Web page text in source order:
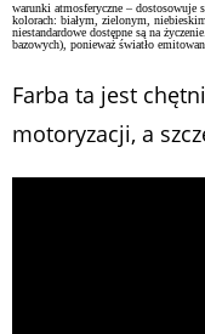
warunki atmosferyczne –
kolorach: białym, zielonym,
niestandardowe dostępne są na
bazowych), ponieważ światło
Farba ta jest
motoryzacji, a